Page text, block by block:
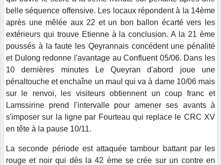
belle séquence offensive. Les locaux répondent à la 14ème
après une mêlée aux 22 et un bon ballon écarté vers les
extérieurs qui trouve Etienne à la conclusion. A la 21 ème
poussés à la faute les Qeyrannais concédent une pénalité
et Dulong redonne l'avantage au Confluent 05/06. Dans les
10 dernières minutes Le Queyran d'abord joue une
pénaltouche et enchaîne un maul qui va à dame 10/06 mais
sur le renvoi, les visiteurs obtiennent un coup franc et
Lamssirine prend l'intervalle pour amener ses avants à
s'imposer sur la ligne par Fourteau qui replace le CRC XV
en tête à la pause 10/11.
La seconde période est attaquée tambour battant par les
rouge et noir qui dès la 42 ème se crée sur un contre en